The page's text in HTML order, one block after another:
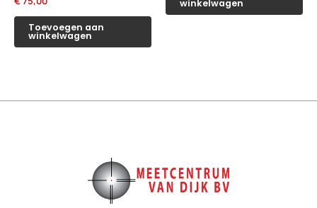
Toevoegen aan
winkelwagen
winkelwagen